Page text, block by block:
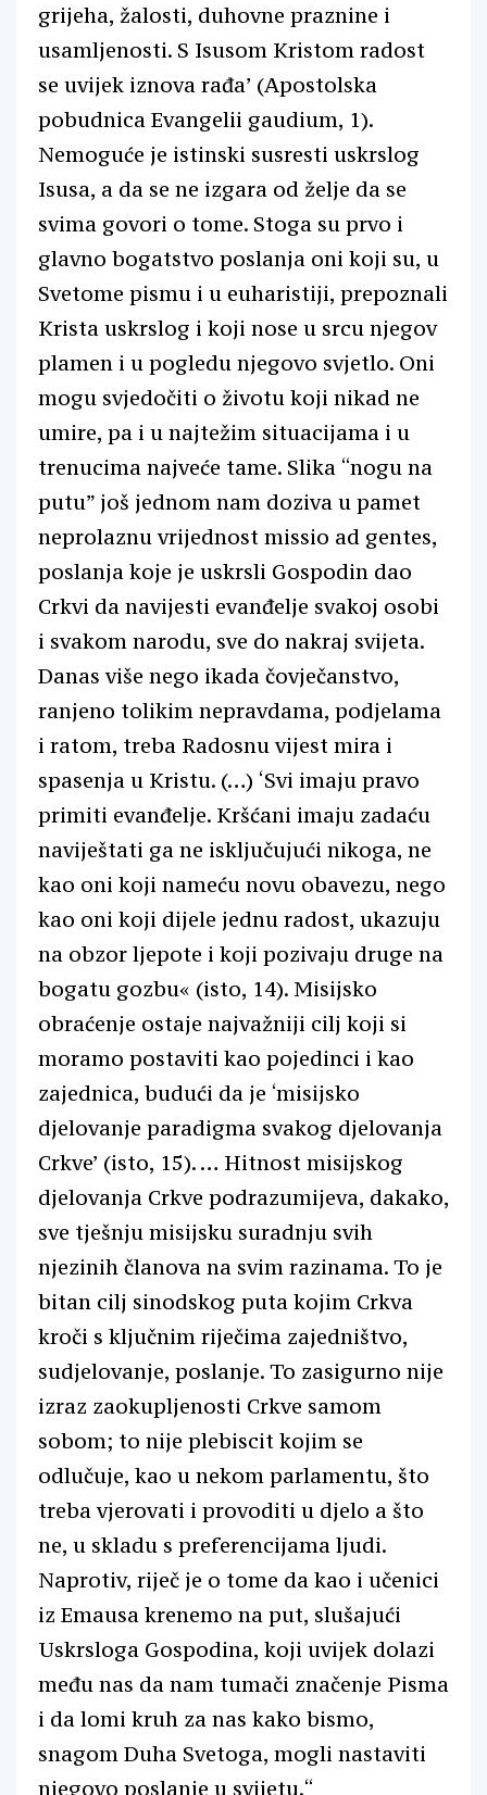
grijeha, žalosti, duhovne praznine i
usamljenosti. S Isusom Kristom radost
se uvijek iznova rađa’ (Apostolska
pobudnica Evangelii gaudium, 1).
Nemoguće je istinski susresti uskrslog
Isusa, a da se ne izgara od želje da se
svima govori o tome. Stoga su prvo i
glavno bogatstvo poslanja oni koji su, u
Svetome pismu i u euharistiji, prepoznali
Krista uskrslog i koji nose u srcu njegov
plamen i u pogledu njegovo svjetlo. Oni
mogu svjedočiti o životu koji nikad ne
umire, pa i u najtežim situacijama i u
trenucima najveće tame. Slika “nogu na
putu” još jednom nam doziva u pamet
neprolaznu vrijednost missio ad gentes,
poslanja koje je uskrsli Gospodin dao
Crkvi da navijesti evanđelje svakoj osobi
i svakom narodu, sve do nakraj svijeta.
Danas više nego ikada čovječanstvo,
ranjeno tolikim nepravdama, podjelama
i ratom, treba Radosnu vijest mira i
spasenja u Kristu. (…) ‘Svi imaju pravo
primiti evanđelje. Kršćani imaju zadaću
naviještati ga ne isključujući nikoga, ne
kao oni koji nameću novu obavezu, nego
kao oni koji dijele jednu radost, ukazuju
na obzor ljepote i koji pozivaju druge na
bogatu gozbu« (isto, 14). Misijsko
obraćenje ostaje najvažniji cilj koji si
moramo postaviti kao pojedinci i kao
zajednica, budući da je ‘misijsko
djelovanje paradigma svakog djelovanja
Crkve’ (isto, 15). … Hitnost misijskog
djelovanja Crkve podrazumijeva, dakako,
sve tješnju misijsku suradnju svih
njezinih članova na svim razinama. To je
bitan cilj sinodskog puta kojim Crkva
kroči s ključnim riječima zajedništvo,
sudjelovanje, poslanje. To zasigurno nije
izraz zaokupljenosti Crkve samom
sobom; to nije plebiscit kojim se
odlučuje, kao u nekom parlamentu, što
treba vjerovati i provoditi u djelo a što
ne, u skladu s preferencijama ljudi.
Naprotiv, riječ je o tome da kao i učenici
iz Emausa krenemo na put, slušajući
Uskrsloga Gospodina, koji uvijek dolazi
među nas da nam tumači značenje Pisma
i da lomi kruh za nas kako bismo,
snagom Duha Svetoga, mogli nastaviti
njegovo poslanje u svijetu.“